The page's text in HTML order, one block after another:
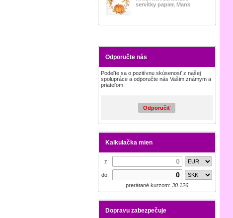
servítky papier, Mank
Odporučte nás
Podeľte sa o pozitívnu skúsenosť z našej
spolupráce a odporučte nás Vašim známym a
priateľom:
Odporučiť
Kalkulačka mien
z:
do:
prerátané kurzom: 30.126
Dopravu zabezpečuje